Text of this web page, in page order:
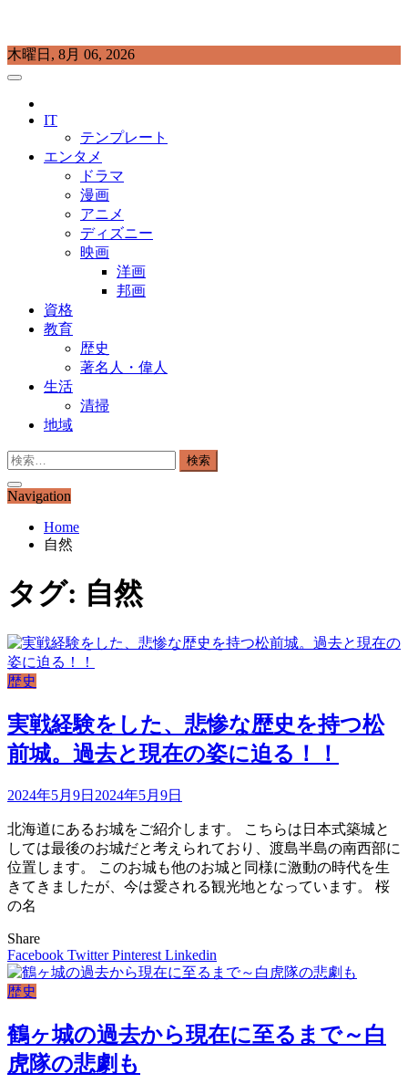
Skip
to
content
木曜日, 8月 06, 2026
IT
テンプレート
エンタメ
ドラマ
漫画
アニメ
ディズニー
映画
洋画
邦画
資格
教育
歴史
著名人・偉人
生活
清掃
地域
検
Navigation
Home
自然
タグ: 自然
歴史
実戦経験をした、悲惨な歴史を持つ松
前城。過去と現在の姿に迫る！！
2024年5月9日 2024年5月9日
北海道にあるお城をご紹介します。 こちらは日本式築城と
しては最後のお城だと考えられており、渡島半島の南西部に
位置します。 このお城も他のお城と同様に激動の時代を生
きてきましたが、今は愛される観光地となっています。 桜
の名
Share
Facebook TwitterPinterest Linkedin
歴史
鶴ヶ城の過去から現在に至るまで～白
虎隊の悲劇も